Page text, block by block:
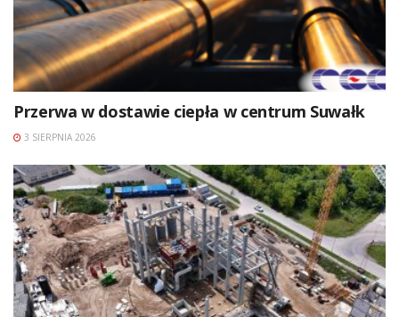
Przerwa w dostawie ciepła w centrum Suwałk
3 SIERPNIA 2026